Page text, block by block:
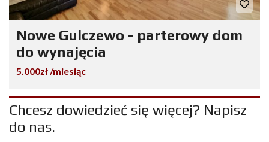
Nowe Gulczewo - parterowy dom
do wynajęcia
5.000zł /miesiąc
Chcesz dowiedzieć się więcej? Napisz
do nas.